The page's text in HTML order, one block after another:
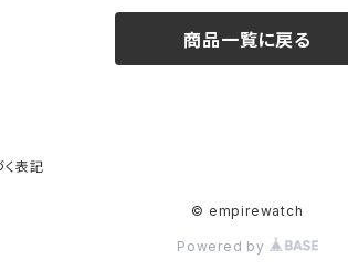
商品一覧に戻る
表記
© empirewatch
Powered by